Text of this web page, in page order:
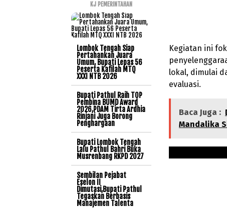
Kegiatan ini
lokal, dimulai
evaluasi.
Baca Juga :
Mandalika
KJ PEMERINTAHAN
Lombok Tengah Siap
Pertahankan Juara
Umum, Bupati Lepas 56
Peserta Kafilah MTQ
XXXI NTB 2026
Bupati Pathul Raih TOP
Pembina BUMD Award
2026,PDAM Tirta Ardhia
Rinjani Juga Borong
Penghargaan
Bupati Lombok Tengah
Lalu Pathul Bahri Buka
Musrenbang RKPD 2027
Sembilan Pejabat
Eselon II
Dimutasi,Bupati Pathul
Tegaskan Berbasis
Manajemen Talenta